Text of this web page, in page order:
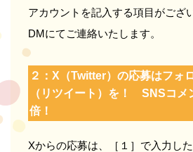
アカウントを記入する項目がござ
DMにてご連絡いたします。
２：X（Twitter）の応募はフォ
（リツイート）を！ SNSコメ
倍！
Xからの応募は、［１］で入力し